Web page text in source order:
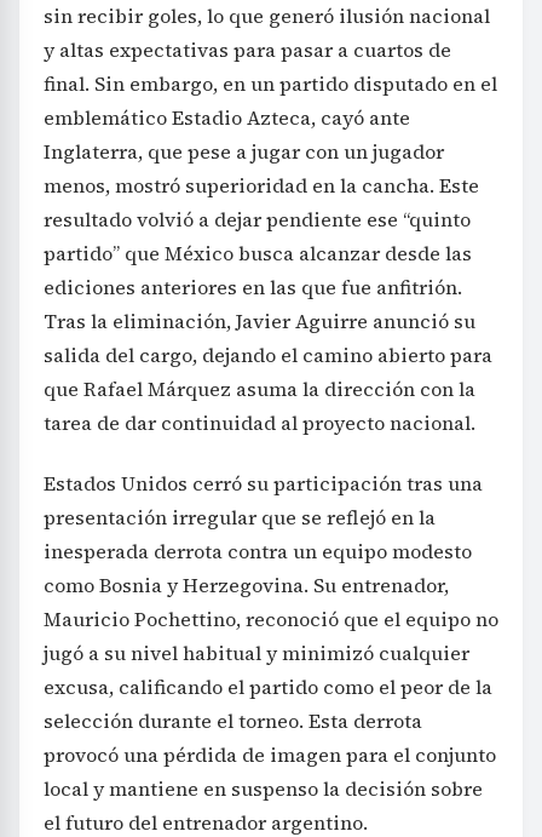
sin recibir goles, lo que generó ilusión nacional
y altas expectativas para pasar a cuartos de
final. Sin embargo, en un partido disputado en el
emblemático Estadio Azteca, cayó ante
Inglaterra, que pese a jugar con un jugador
menos, mostró superioridad en la cancha. Este
resultado volvió a dejar pendiente ese “quinto
partido” que México busca alcanzar desde las
ediciones anteriores en las que fue anfitrión.
Tras la eliminación, Javier Aguirre anunció su
salida del cargo, dejando el camino abierto para
que Rafael Márquez asuma la dirección con la
tarea de dar continuidad al proyecto nacional.
Estados Unidos cerró su participación tras una
presentación irregular que se reflejó en la
inesperada derrota contra un equipo modesto
como Bosnia y Herzegovina. Su entrenador,
Mauricio Pochettino, reconoció que el equipo no
jugó a su nivel habitual y minimizó cualquier
excusa, calificando el partido como el peor de la
selección durante el torneo. Esta derrota
provocó una pérdida de imagen para el conjunto
local y mantiene en suspenso la decisión sobre
el futuro del entrenador argentino.